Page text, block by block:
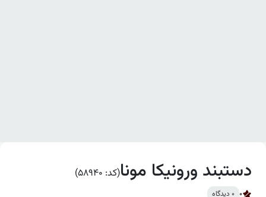
دستبند ورونیکا مونا(کد: 58940)
0 0 دیدگاه